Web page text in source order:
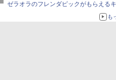
ゼラオラのフレンダピックがもらえる
も